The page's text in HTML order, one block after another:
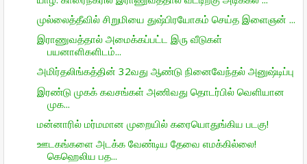
முல்லைத்தீவில் சிறுமியை துஷ்பிரயோகம் செய்த இளைஞன் ...
இராணுவத்தால் அமைக்கப்பட்ட இரு வீடுகள்
பயனாளிகளிடம்...
அமிர்தலிங்கத்தின் 32வது ஆண்டு நினைவேந்தல் அனுஷ்டிப்பு
இரண்டு முகக் கவசங்கள் அணிவது தொடர்பில் வெளியான
முக...
மன்னாரில் மர்மமான முறையில் கரையொதுங்கிய படகு!
ஊடகங்களை அடக்க வேண்டிய தேவை எமக்கில்லை!
கெஹெலிய பத...